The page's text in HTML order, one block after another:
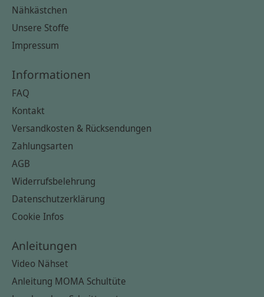
Nähkästchen
Unsere Stoffe
Impressum
Informationen
FAQ
Kontakt
Versandkosten & Rücksendungen
Zahlungsarten
AGB
Widerrufsbelehrung
Datenschutzerklärung
Cookie Infos
Anleitungen
Video Nähset
Anleitung MOMA Schultüte